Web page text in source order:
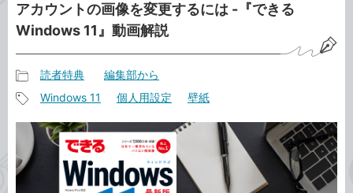
アカウントの画像を変更するには -『できる
Windows 11』動画解説
事
カ
テ
ゴ
読者特典 編集部から
事
タ
グ
Windows 11 個人用設定 壁紙